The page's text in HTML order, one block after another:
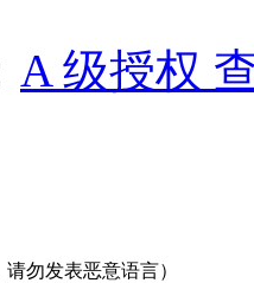
A 级授权
勿发表恶意语言）